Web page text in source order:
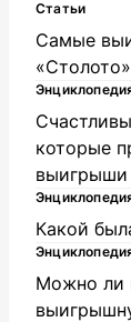
Статьи
Самые
«Столото»
которые
выигрыши
Какой
Можно ли